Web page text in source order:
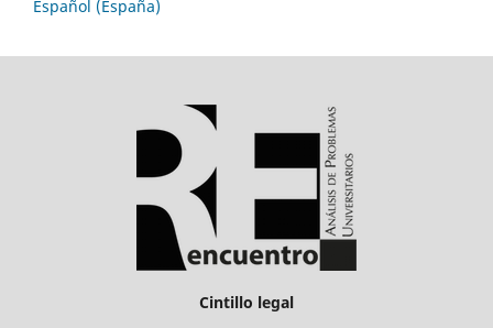
Español (España)
Cintillo legal